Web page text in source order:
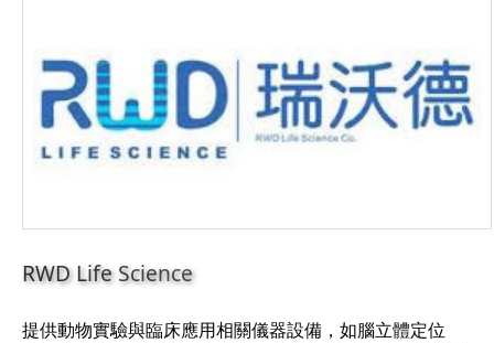
RWD Life Science
提供動物實驗與臨床應用相關儀器設備，如腦立體定位